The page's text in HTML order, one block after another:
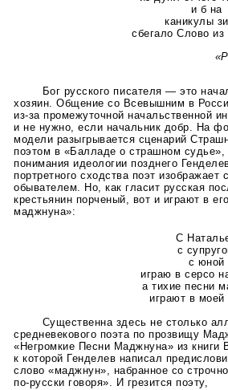
и б на
каникулы
сбегало Слово из
Бог русского писателя — это
хозяин. Общение со Всевышним в
из-запромежуточной начальственной
и не нужно, если начальник добр. На
модели разыгрывается сценарий
поэтом в «Балладе о страшном
понимания идеологии позднего
портретного сходства поэт
обывателем. Но, как гласит русская
крестьянин порченый, вот и играют в
маджнуна»:
С
с
с юной
играю в серсо
а тихие песни
играют в моей
Существенна здесь не столько
средневекового поэта по прозвищу
«Негромкие Песни Маджнуна» из книги
к которой Генделев написал
слово «маджнун», набранное со
по-русски говоря». И грезится поэту,